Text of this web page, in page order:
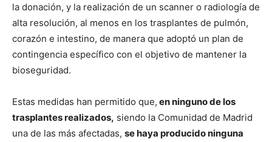
la donación, y la realización de un scanner o radiología de
alta resolución, al menos en los trasplantes de pulmón,
corazón e intestino, de manera que adoptó un plan de
contingencia específico con el objetivo de mantener la
bioseguridad.
Estas medidas han permitido que, en ninguno de los
trasplantes realizados, siendo la Comunidad de Madrid
una de las más afectadas, se haya producido ninguna